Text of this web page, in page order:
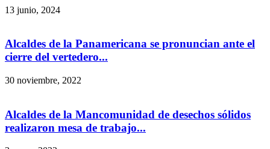
13 junio, 2024
Alcaldes de la Panamericana se pronuncian ante el
cierre del vertedero...
30 noviembre, 2022
Alcaldes de la Mancomunidad de desechos sólidos
realizaron mesa de trabajo...